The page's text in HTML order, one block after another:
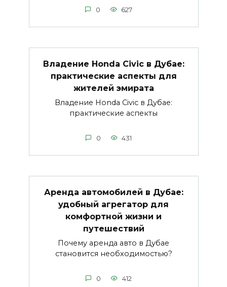
0 627
Владение Honda Civic в Дубае:
практические аспекты для
жителей эмирата
Владение Honda Civic в Дубае:
практические аспекты
0 431
Аренда автомобилей в Дубае:
удобный агрегатор для
комфортной жизни и
путешествий
Почему аренда авто в Дубае
становится необходимостью?
0 412